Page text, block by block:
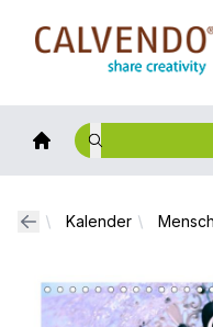
Calvendo
Kalender